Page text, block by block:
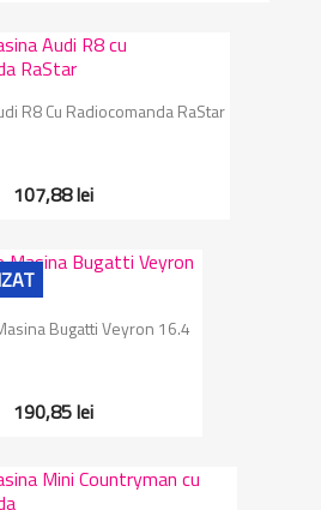
R8 Cu Radiocomanda RaStar
107,88 lei
Bugatti Veyron 16.4
190,85 lei